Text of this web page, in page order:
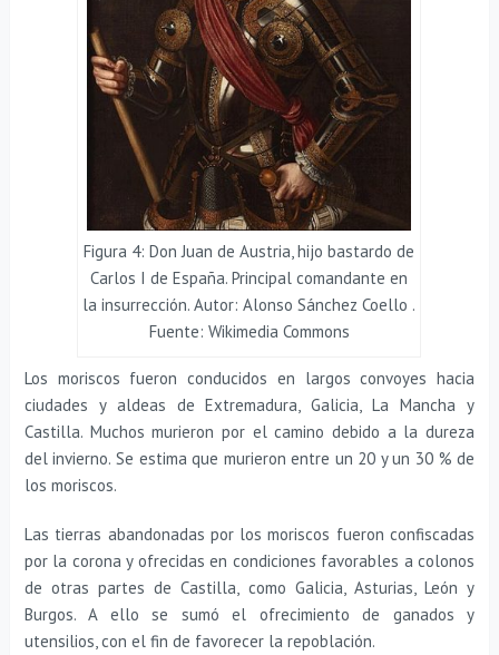
Figura 4: Don Juan de Austria, hijo bastardo de
Carlos I de España. Principal comandante en
la insurrección. Autor: Alonso Sánchez Coello .
Fuente: Wikimedia Commons
Los moriscos fueron conducidos en largos convoyes hacia
ciudades y aldeas de Extremadura, Galicia, La Mancha y
Castilla. Muchos murieron por el camino debido a la dureza
del invierno. Se estima que murieron entre un 20 y un 30 % de
los moriscos.
Las tierras abandonadas por los moriscos fueron confiscadas
por la corona y ofrecidas en condiciones favorables a colonos
de otras partes de Castilla, como Galicia, Asturias, León y
Burgos. A ello se sumó el ofrecimiento de ganados y
utensilios, con el fin de favorecer la repoblación.